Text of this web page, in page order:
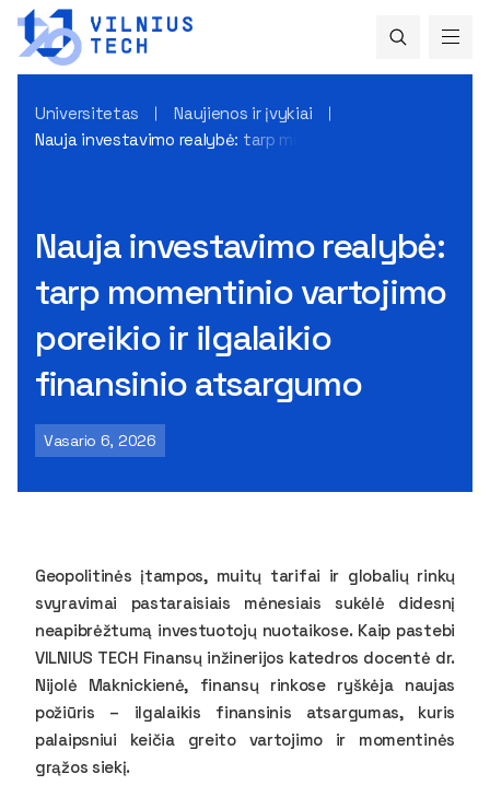
Universitetas
Naujienos ir įvykiai
Nauja investavimo realybė: tarp momentinio vartojimo
Nauja investavimo realybė:
tarp momentinio vartojimo
poreikio ir ilgalaikio
finansinio atsargumo
Vasario 6, 2026
Geopolitinės įtampos, muitų tarifai ir globalių rinkų
svyravimai pastaraisiais mėnesiais sukėlė didesnį
neapibrėžtumą investuotojų nuotaikose. Kaip pastebi
VILNIUS TECH Finansų inžinerijos katedros docentė dr.
Nijolė Maknickienė, finansų rinkose ryškėja naujas
požiūris – ilgalaikis finansinis atsargumas, kuris
palaipsniui keičia greito vartojimo ir momentinės
grąžos siekį.